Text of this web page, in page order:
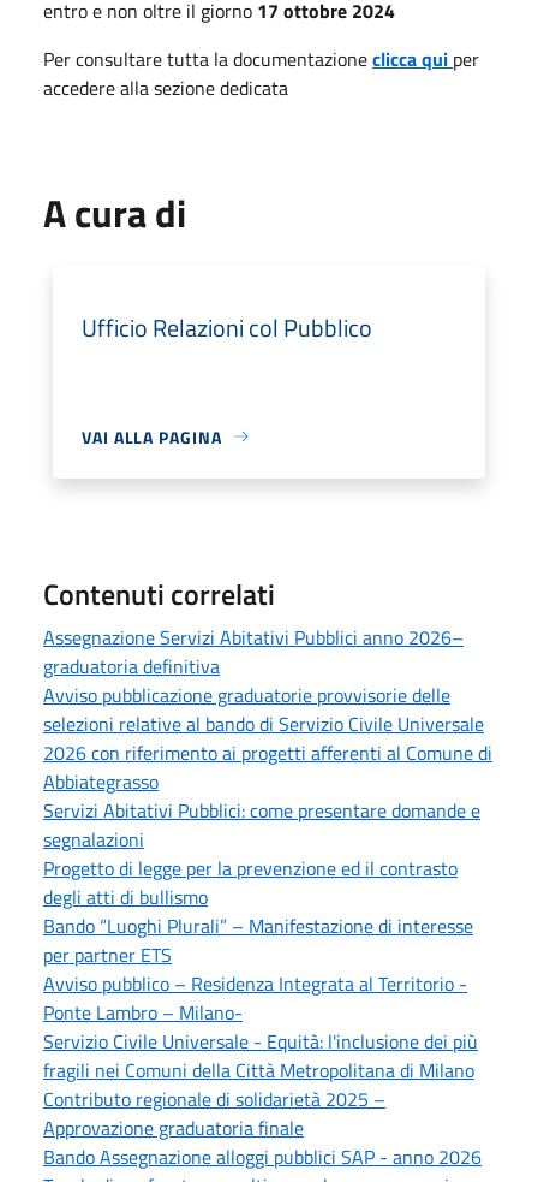
entro e non oltre il giorno 17 ottobre 2024
Per consultare tutta la documentazioneclicca qui per
accedere alla sezione dedicata
A cura di
Ufficio Relazioni col Pubblico
VAI ALLA PAGINA
Contenuti correlati
Assegnazione Servizi Abitativi Pubblici anno 2026–
graduatoria definitiva
Avviso pubblicazione graduatorie provvisorie delle
selezioni relative al bando di Servizio Civile Universale
2026 con riferimento ai progetti afferenti al Comune di
Abbiategrasso
Servizi Abitativi Pubblici: come presentare domande e
segnalazioni
Progetto di legge per la prevenzione ed il contrasto
degli atti di bullismo
Bando “Luoghi Plurali” – Manifestazione di interesse
per partner ETS
Avviso pubblico – Residenza Integrata al Territorio -
Ponte Lambro – Milano-
Servizio Civile Universale - Equità: l'inclusione dei più
fragili nei Comuni della Città Metropolitana di Milano
Contributo regionale di solidarietà 2025 –
Approvazione graduatoria finale
Bando Assegnazione alloggi pubblici SAP - anno 2026